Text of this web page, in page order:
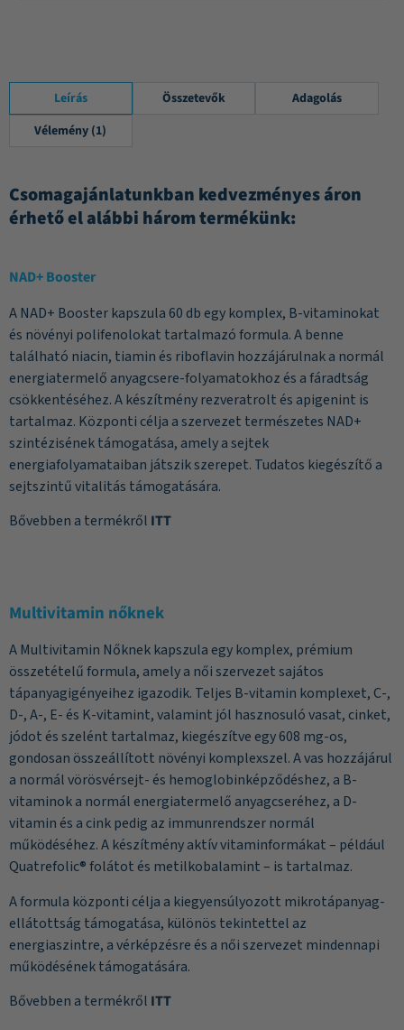
Leírás Összetevők
Adagolás
Vélemény (1)
Csomagajánlatunkban kedvezményes áron
érhető el alábbi három termékünk:
NAD+ Booster
A NAD+ Booster kapszula 60 db egy komplex, B-vitaminokat
és növényi polifenolokat tartalmazó formula. A benne
található niacin, tiamin és riboflavin hozzájárulnak a normál
energiatermelő anyagcsere-folyamatokhoz és a fáradtság
csökkentéséhez. A készítmény rezveratrolt és apigenint is
tartalmaz. Központi célja a szervezet természetes NAD+
szintézisének támogatása, amely a sejtek
energiafolyamataiban játszik szerepet. Tudatos kiegészítő a
sejtszintű vitalitás támogatására.
Bővebben a termékről ITT
Multivitamin nőknek
A Multivitamin Nőknek kapszula egy komplex, prémium
összetételű formula, amely a női szervezet sajátos
tápanyagigényeihez igazodik. Teljes B-vitamin komplexet, C-,
D-, A-, E- és K-vitamint, valamint jól hasznosuló vasat, cinket,
jódot és szelént tartalmaz, kiegészítve egy 608 mg-os,
gondosan összeállított növényi komplexszel. A vas hozzájárul
a normál vörösvérsejt- és hemoglobinképződéshez, a B-
vitaminok a normál energiatermelő anyagcseréhez, a D-
vitamin és a cink pedig az immunrendszer normál
működéséhez. A készítmény aktív vitaminformákat – például
Quatrefolic® folátot és metilkobalamint – is tartalmaz.
A formula központi célja a kiegyensúlyozott mikrotápanyag-
ellátottság támogatása, különös tekintettel az
energiaszintre, a vérképzésre és a női szervezet mindennapi
működésének támogatására.
Bővebben a termékről ITT